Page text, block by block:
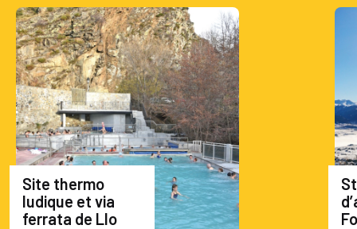
Site thermo
ludique et via
ferrata de Llo